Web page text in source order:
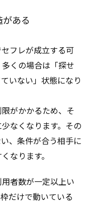
ある
フレが成立する可
くの場合は「探せ
いない」状態になり
がかかるため、そ
なくなります。その
、条件が合う相手に
なります。
者数が一定以上い
だけで動いている